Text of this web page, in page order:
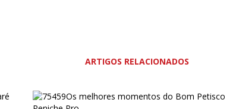
ARTIGOS RELACIONADOS